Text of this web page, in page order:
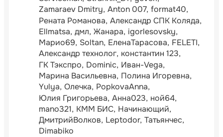
Zamaraev Dmitry Anton 007 format40
Рената Романова Александр СПК Коляда
Ellmatsa дмл Жанара igorlesovsky
Марио69 Soltan ЕленаТарасова FELETI
Александр технолог константин 123
ГК Тэкспро Dominic Иван-Vega
Марина Васильевна Полина Игоревна
Yulya Олечка PopkovaAnna
Юлия Григорьева Анна023 ной64
mano321 КММ БИС Начинающий
ДмитрийВолков Leptodor Татьянчес
Dimabiko